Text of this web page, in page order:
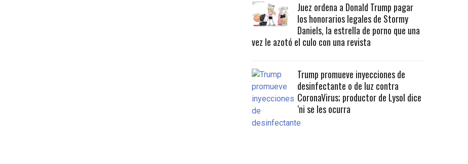
Juez ordena a Donald Trump pagar
los honorarios legales de Stormy
Daniels, la estrella de porno que una
vez le azotó el culo con una revista
Trump promueve inyecciones de
desinfectante o de luz contra
CoronaVirus; productor de Lysol dice
‘ni se les ocurra